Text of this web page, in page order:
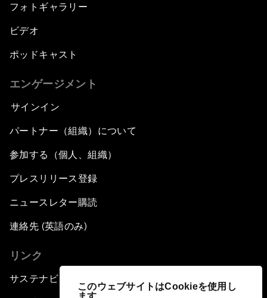
このウェブサイトはCookieを使用し
ます
フォトギャラリー
ビデオ
ポッドキャスト
エンゲージメント
サインイン
パートナー（組織）について
参加する（個人、組織）
プレスリリース登録
ニュースレター購読
連絡先 (英語のみ)
リンク
サステナビリティへの取り組み